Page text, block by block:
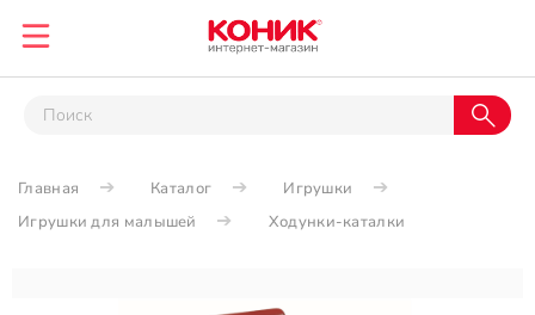
Главная Каталог
Игрушки
Игрушки для малышей
Ходунки-каталки